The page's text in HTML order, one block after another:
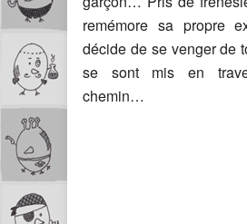
remémore sa propre
décide de se venger de
se sont mis en
chemin…